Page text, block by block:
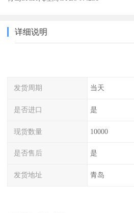
详细说明
发货周期 当天
是否进口 是
现货数量 10000
是否售后 是
发货地址 青岛